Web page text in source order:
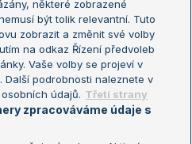
Turnaj mistryň
některé zobrazené
být tolik relevantní. Tuto
zobrazit a změnit své volby
na odkaz Řízení předvoleb
Vaše volby se projeví v
Další podrobnosti naleznete v
údajů. Třetí strany
zpracováváme údaje s